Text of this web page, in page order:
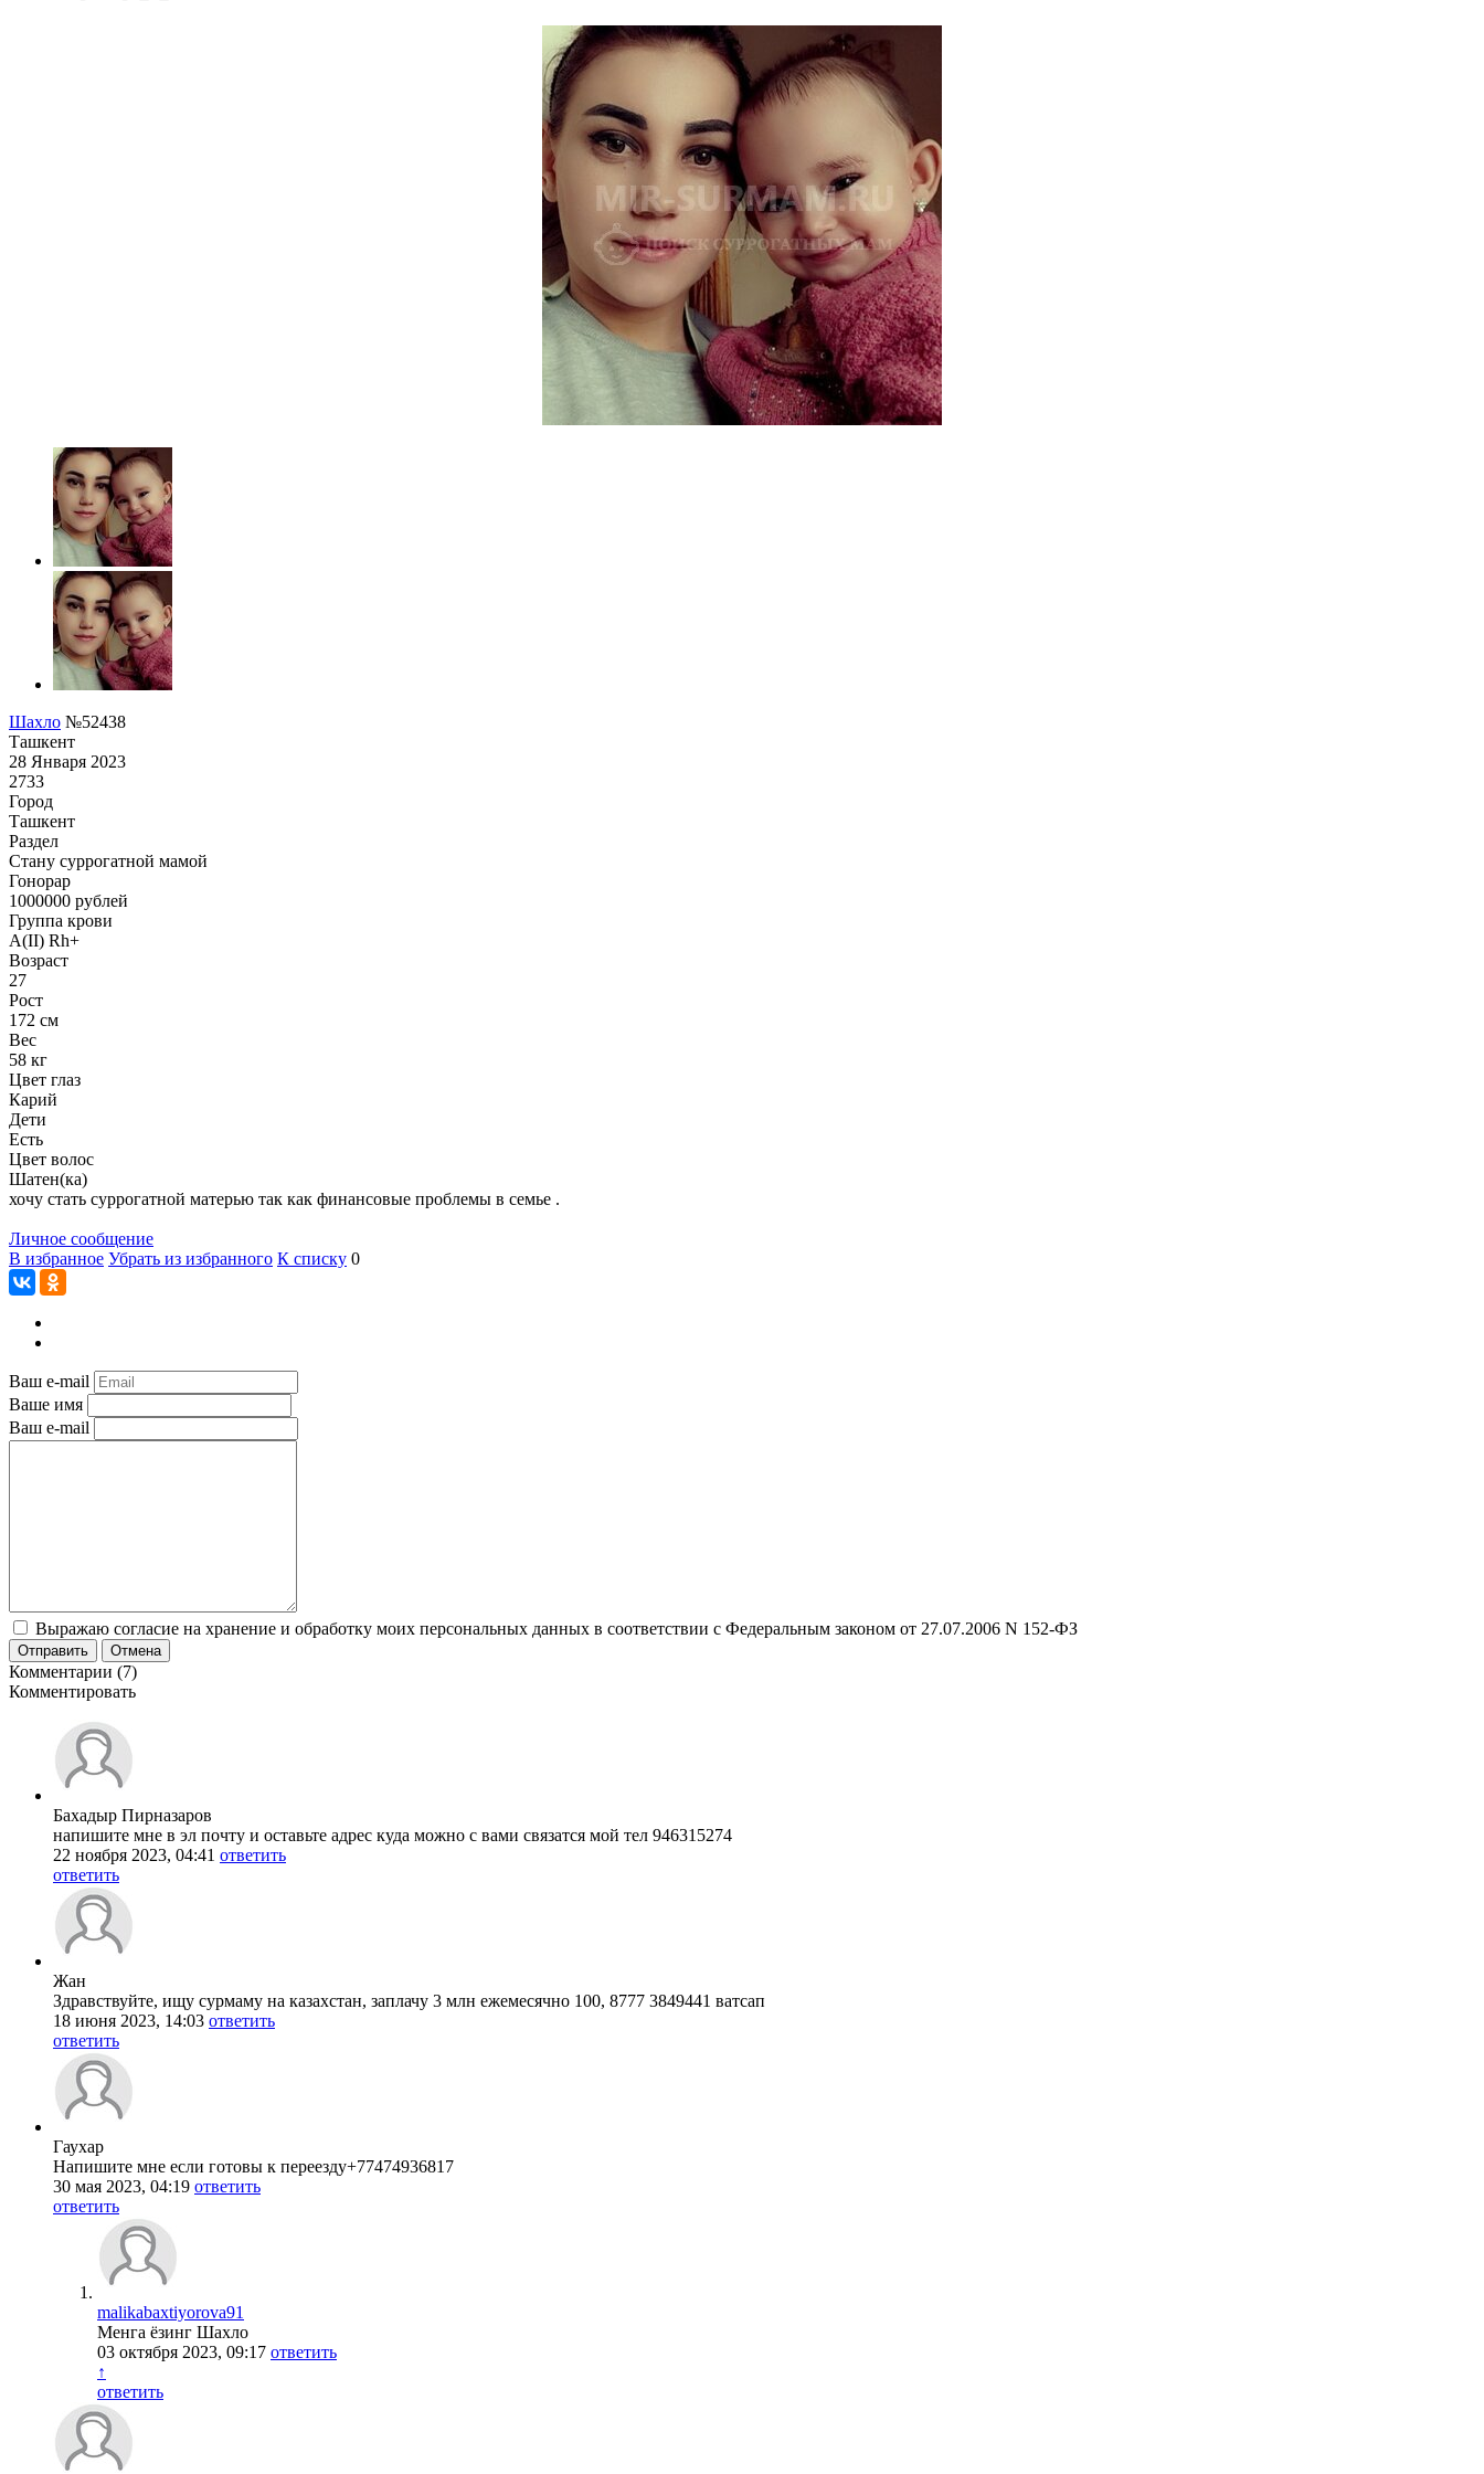
Шахло №52438
Ташкент
28 Января 2023
2733
Город
Ташкент
Раздел
Cтану суррогатной мамой
Гонoрар
1000000 рублей
Группа крови
A(II) Rh+
Возраст
27
Рост
172 см
Вес
58 кг
Цвет глаз
Карий
Дети
Есть
Цвет волос
Шатен(ка)
хочу стать суррогатной матерью так как финансовые проблемы в семье .
Личное сообщение
В избранное Убрать из избранного К списку 0
Ваш e-mail
Ваше имя
Ваш e-mail
Выражаю согласие на хранение и обработку моих персональных данных в соответствии с Федеральным законом от 27.07.2006 N 152-ФЗ
Отправить Отмена
Комментарии (7)
Комментировать
Бахадыр Пирназаров
напишите мне в эл почту и оставьте адрес куда можно с вами связатся мой тел 946315274
22 ноября 2023, 04:41 ответить
ответить
Жан
Здравствуйте, ищу сурмаму на казахстан, заплачу 3 млн ежемесячно 100, 8777 3849441 ватсап
18 июня 2023, 14:03 ответить
ответить
Гаухар
Напишите мне если готовы к переезду+77474936817
30 мая 2023, 04:19 ответить
ответить
malikabaxtiyorova91
Менга ёзинг Шахло
03 октября 2023, 09:17 ответить
↑
ответить